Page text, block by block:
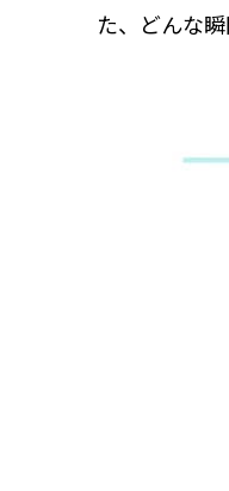
た、どんな